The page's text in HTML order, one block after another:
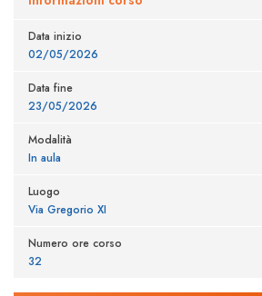
Data inizio
02/05/2026
Data fine
23/05/2026
Modalità
In aula
Luogo
Via Gregorio XI
Numero ore corso
32